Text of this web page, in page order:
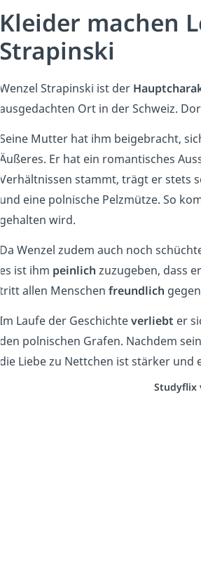
Kleider machen
Strapinski
Wenzel Strapinski ist der
ausgedachten Ort in der Schweiz.
Seine Mutter hat ihm beigebracht,
Äußeres. Er hat ein romantisches
Verhältnissen stammt, trägt er stets
und eine polnische Pelzmütze. So
gehalten wird.
Da Wenzel zudem auch noch
es ist ihm peinlich zuzugeben, dass
tritt allen Menschen freundlich
Im Laufe der Geschichteverliebt er
den polnischen Grafen. Nachdem
die Liebe zu Nettchen ist stärker und
Studyflix